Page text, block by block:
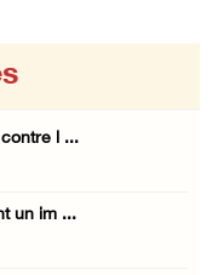
l ...
un im ...